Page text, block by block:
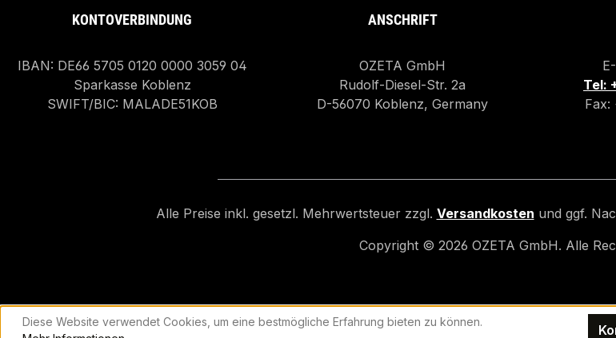
KONTOVERBINDUNG
IBAN: DE66 5705 0120 0000 3059 04
Sparkasse Koblenz
SWIFT/BIC: MALADE51KOB
ANSCHRIFT
OZETA GmbH
Rudolf-Diesel-Str. 2a
D-56070 Koblenz, Germany
Tel:
Fax:
Alle Preise inkl. gesetzl. Mehrwertsteuer zzgl. Versandkosten und ggf.
Copyright © 2026 OZETA GmbH. Alle
Diese Website verwendet Cookies, um eine bestmögliche Erfahrung bieten zu können.